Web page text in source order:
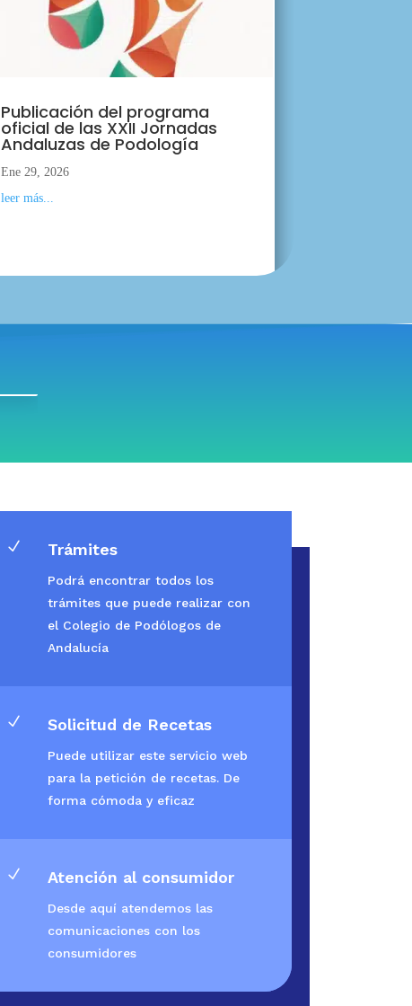
Publicación del programa
oficial de las XXII Jornadas
Andaluzas de Podología
Ene 29, 2026
leer más...
N Trámites
Podrá encontrar todos los
trámites que puede realizar con
el Colegio de Podólogos de
Andalucía
N Solicitud de Recetas
Puede utilizar este servicio web
para la petición de recetas. De
forma cómoda y eficaz
N Atención al consumidor
Desde aquí atendemos las
comunicaciones con los
consumidores